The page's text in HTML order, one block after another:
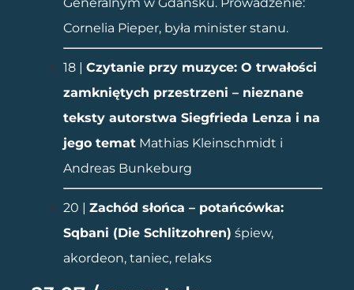
Cornelia Pieper, była minister stanu.
18 | Czytanie przy muzyce: O trwałości
zamkniętych przestrzeni – nieznane
teksty autorstwa Siegfrieda Lenza i na
jego tematMathias Kleinschmidt i
Andreas Bunkeburg
20 | Zachód słońca – potańcówka:
Sqbani (Die Schlitzohren) śpiew,
akordeon, taniec, relaks